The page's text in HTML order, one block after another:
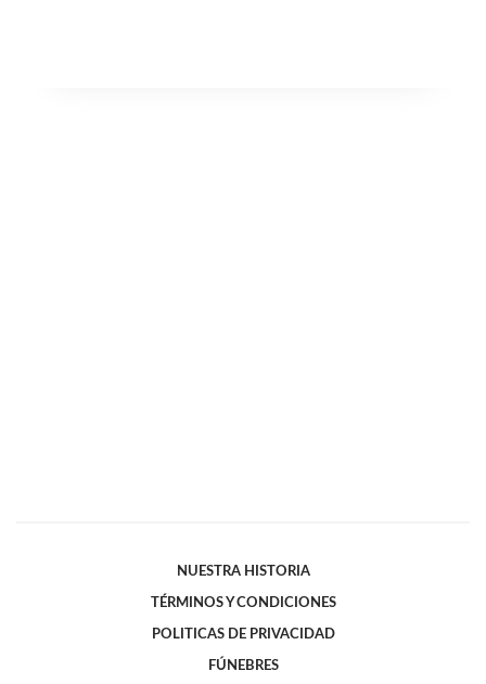
NUESTRA HISTORIA
TÉRMINOS Y CONDICIONES
POLITICAS DE PRIVACIDAD
FÚNEBRES